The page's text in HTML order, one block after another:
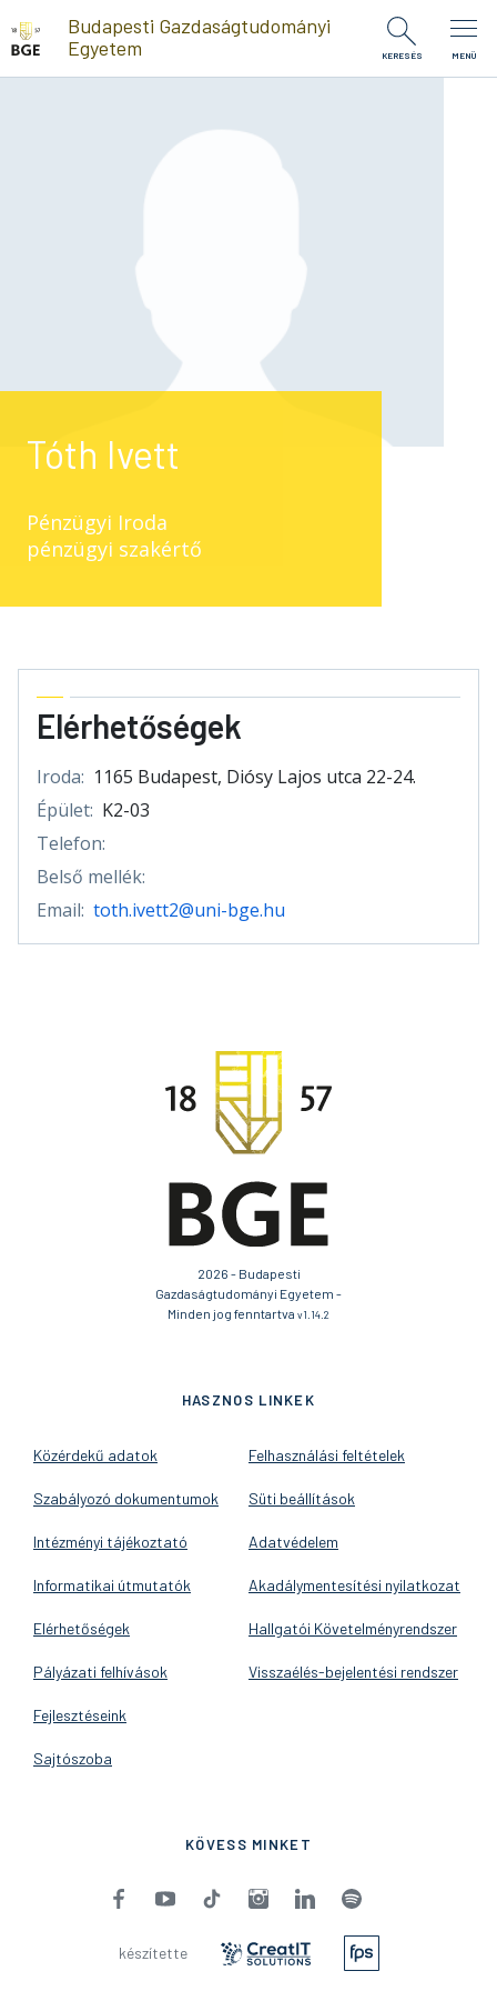
Ugrás a tartalomra
Budapesti Gazdaságtudományi
Egyetem
KERESÉS MENÜ
Tóth Ivett
Pénzügyi Iroda
pénzügyi szakértő
Elérhetőségek
Iroda: 1165 Budapest, Diósy Lajos utca 22-24.
Épület: K2-03
Telefon:
Belső mellék:
Email: toth.ivett2@uni-bge.hu
2026 - Budapesti
Gazdaságtudományi Egyetem -
Minden jog fenntartva v1.14.2
HASZNOS LINKEK
Közérdekű adatok
Szabályozó dokumentumok
Intézményi tájékoztató
Informatikai útmutatók
Elérhetőségek
Pályázati felhívások
Fejlesztéseink
Sajtószoba
Felhasználási feltételek
Süti beállítások
Adatvédelem
Akadálymentesítési nyilatkozat
Hallgatói Követelményrendszer
Visszaélés-bejelentési rendszer
KÖVESS MINKET
készítette